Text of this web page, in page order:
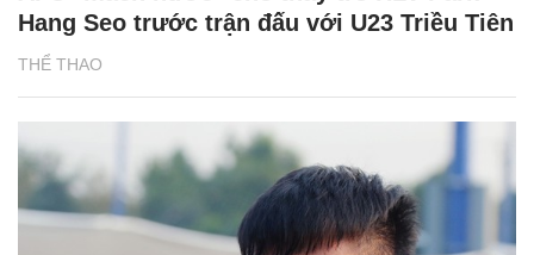
THỂ THAO
Hang Seo trước trận đấu với U23 Triều Tiên